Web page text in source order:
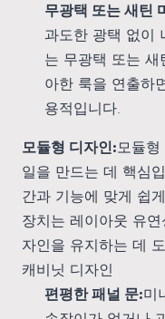
무광택 또는 새틴
과도한 광택 없이
는 무광택 또는
아한 룩을 연출하
용적입니다.
모듈형 디자인:모듈
일을 만드는 데 핵심
간과 기능에 맞게 쉽
장치는 레이아웃 유
자인을 유지하는 데
캐비닛 디자인
편평한 패널 문:미